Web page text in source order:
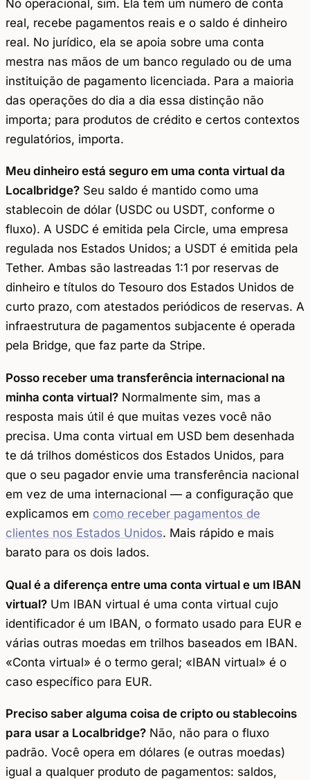
No operacional, sim. Ela tem um número de conta
real, recebe pagamentos reais e o saldo é dinheiro
real. No jurídico, ela se apoia sobre uma conta
mestra nas mãos de um banco regulado ou de uma
instituição de pagamento licenciada. Para a maioria
das operações do dia a dia essa distinção não
importa; para produtos de crédito e certos contextos
regulatórios, importa.
Meu dinheiro está seguro em uma conta virtual da
Localbridge? Seu saldo é mantido como uma
stablecoin de dólar (USDC ou USDT, conforme o
fluxo). A USDC é emitida pela Circle, uma empresa
regulada nos Estados Unidos; a USDT é emitida pela
Tether. Ambas são lastreadas 1:1 por reservas de
dinheiro e títulos do Tesouro dos Estados Unidos de
curto prazo, com atestados periódicos de reservas. A
infraestrutura de pagamentos subjacente é operada
pela Bridge, que faz parte da Stripe.
Posso receber uma transferência internacional na
minha conta virtual? Normalmente sim, mas a
resposta mais útil é que muitas vezes você não
precisa. Uma conta virtual em USD bem desenhada
te dá trilhos domésticos dos Estados Unidos, para
que o seu pagador envie uma transferência nacional
em vez de uma internacional — a configuração que
explicamos em como receber pagamentos de
clientes nos Estados Unidos. Mais rápido e mais
barato para os dois lados.
Qual é a diferença entre uma conta virtual e um IBAN
virtual? Um IBAN virtual é uma conta virtual cujo
identificador é um IBAN, o formato usado para EUR e
várias outras moedas em trilhos baseados em IBAN.
«Conta virtual» é o termo geral; «IBAN virtual» é o
caso específico para EUR.
Preciso saber alguma coisa de cripto ou stablecoins
para usar a Localbridge? Não, não para o fluxo
padrão. Você opera em dólares (e outras moedas)
igual a qualquer produto de pagamentos: saldos,